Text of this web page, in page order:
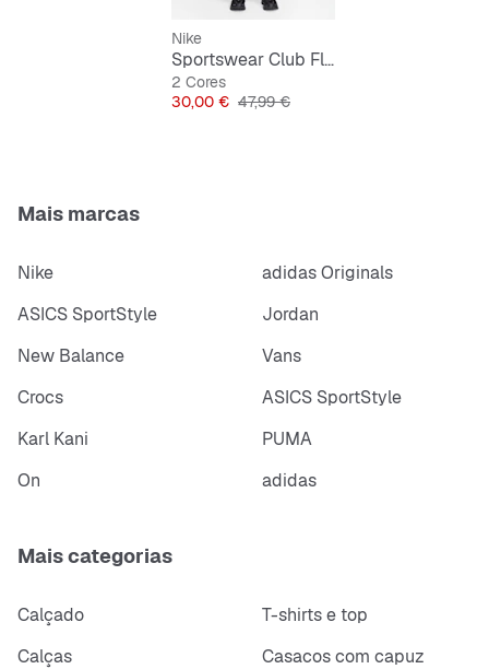
Nike
Sportswear Club Fleece Loose Graphic Pant
2 Cores
Preço
30,00 € Preço original
47,99 €
Mais marcas
Nike
adidas Originals
ASICS SportStyle
Jordan
New Balance
Vans
Crocs
ASICS SportStyle
Karl Kani
PUMA
On
adidas
Mais categorias
Calçado
T-shirts e top
Calças
Casacos com capuz